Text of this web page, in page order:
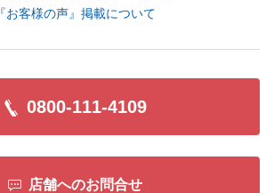
『お客様の声』掲載について
0800-111-4109
店舗へのお問合せ